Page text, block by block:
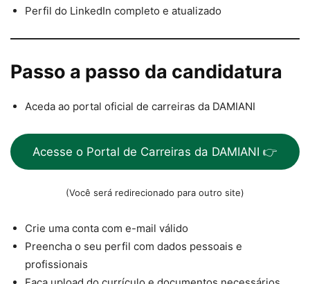
Perfil do LinkedIn completo e atualizado
Passo a passo da candidatura
Aceda ao portal oficial de carreiras da DAMIANI
Acesse o Portal de Carreiras da DAMIANI 👉
(Você será redirecionado para outro site)
Crie uma conta com e-mail válido
Preencha o seu perfil com dados pessoais e
profissionais